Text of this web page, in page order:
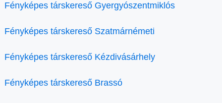
Fényképes társkereső Gyergyószentmiklós
Fényképes társkereső Szatmárnémeti
Fényképes társkereső Kézdivásárhely
Fényképes társkereső Brassó